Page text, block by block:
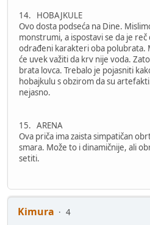
14. HOBAJKULE
Ovo dosta podseća na Dine.
monstrumi, a ispostavi se da je
odrađeni karakteri oba polubrata.
će uvek važiti da krv nije voda.
brata lovca. Trebalo je pojasniti
hobajkulu s obzirom da su
nejasno.
15. ARENA
Ova priča ima zaista simpatičan
smara. Može to i dinamičnije, ali
setiti.
Kimura
4